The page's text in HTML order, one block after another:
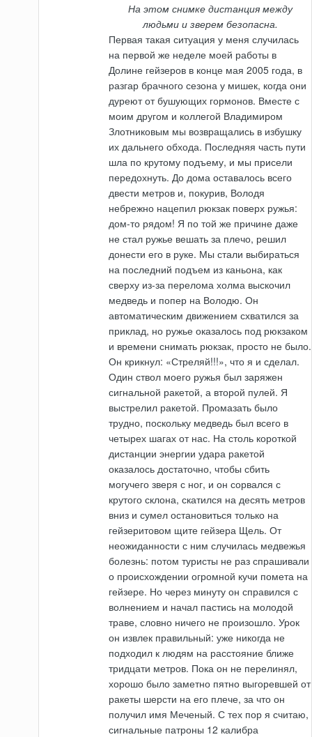
На этом снимке дистанция между
людьми и зверем безопасна.
Первая такая ситуация у меня случилась
на первой же неделе моей работы в
Долине гейзеров в конце мая 2005 года, в
разгар брачного сезона у мишек, когда они
дуреют от бушующих гормонов. Вместе с
моим другом и коллегой Владимиром
Злотниковым мы возвращались в избушку
их дальнего обхода. Последняя часть пути
шла по крутому подъему, и мы присели
передохнуть. До дома оставалось всего
двести метров и, покурив, Володя
небрежно нацепил рюкзак поверх ружья:
дом-то рядом! Я по той же причине даже
не стал ружье вешать за плечо, решил
донести его в руке. Мы стали выбираться
на последний подъем из каньона, как
сверху из-за перелома холма выскочил
медведь и попер на Володю. Он
автоматическим движением схватился за
приклад, но ружье оказалось под рюкзаком
и времени снимать рюкзак, просто не было.
Он крикнул: «Стреляй!!!», что я и сделал.
Один ствол моего ружья был заряжен
сигнальной ракетой, а второй пулей. Я
выстрелил ракетой. Промазать было
трудно, поскольку медведь был всего в
четырех шагах от нас. На столь короткой
дистанции энергии удара ракетой
оказалось достаточно, чтобы сбить
могучего зверя с ног, и он сорвался с
крутого склона, скатился на десять метров
вниз и сумел остановиться только на
гейзеритовом щите гейзера Щель. От
неожиданности с ним случилась медвежья
болезнь: потом туристы не раз спрашивали
о происхождении огромной кучи помета на
гейзере. Но через минуту он справился с
волнением и начал пастись на молодой
траве, словно ничего не произошло. Урок
он извлек правильный: уже никогда не
подходил к людям на расстояние ближе
тридцати метров. Пока он не перелинял,
хорошо было заметно пятно выгоревшей от
ракеты шерсти на его плече, за что он
получил имя Меченый. С тех пор я считаю,
сигнальные патроны 12 калибра